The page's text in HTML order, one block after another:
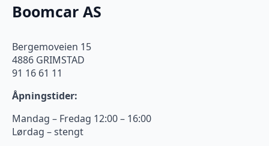
Boomcar AS
Bergemoveien 15
4886 GRIMSTAD
91 16 61 11
Åpningstider:
Mandag – Fredag 12:00 – 16:00
Lørdag – stengt